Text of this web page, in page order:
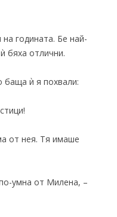
годината. Бе най-
бяха отлични.
баща ѝ я похвали:
от нея. Тя имаше
умна от Милена, –